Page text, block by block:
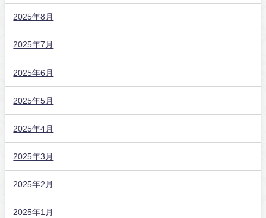
2025年8月
2025年7月
2025年6月
2025年5月
2025年4月
2025年3月
2025年2月
2025年1月